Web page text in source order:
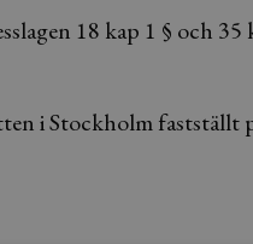
18 kap 1 § och 35
i Stockholm fastställt